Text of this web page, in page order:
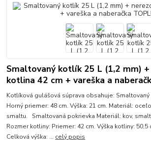
Smaltovaný kotlík 25 L (1,2 mm) +
kotlina 42 cm + vareška a
Kotlíková gulášová súprava obsahuje:
Horný priemer: 48 cm. Výška: 21 cm. Materiál:
smaltu. Smaltovaná pokrievka Materiál: kov,
Rozmer kotliny: Priemer: 42 cm. Výška kotliny:
Celková výška: ... celý popis